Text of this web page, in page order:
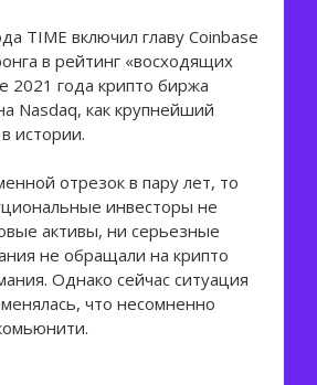
TIME включил главу Coinbase
в рейтинг «восходящих
2021 года крипто биржа
Nasdaq, как крупнейший
истории.
отрезок в пару лет, то
инвесторы не
активы, ни серьезные
не обращали на крипто
Однако сейчас ситуация
что несомненно